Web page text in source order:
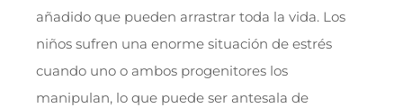
añadido que pueden arrastrar toda la vida. Los
niños sufren una enorme situación de estrés
cuando uno o ambos progenitores los
manipulan, lo que puede ser antesala de